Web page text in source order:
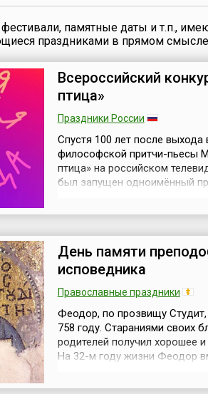
памятные даты и т.п.,
праздниками в прямом смысле
Всероссийский
птица»
Праздники России
Спустя 100 лет после выхода
философской притчи-пьесы
птица» на российском
был запущен одноимённый
проводится и транслируется
День памяти
исповедника
Православные праздники
Феодор, по прозвищу
758 году. Стараниями своих
родителей получил хорошее
На 32-м году жизни Феодор